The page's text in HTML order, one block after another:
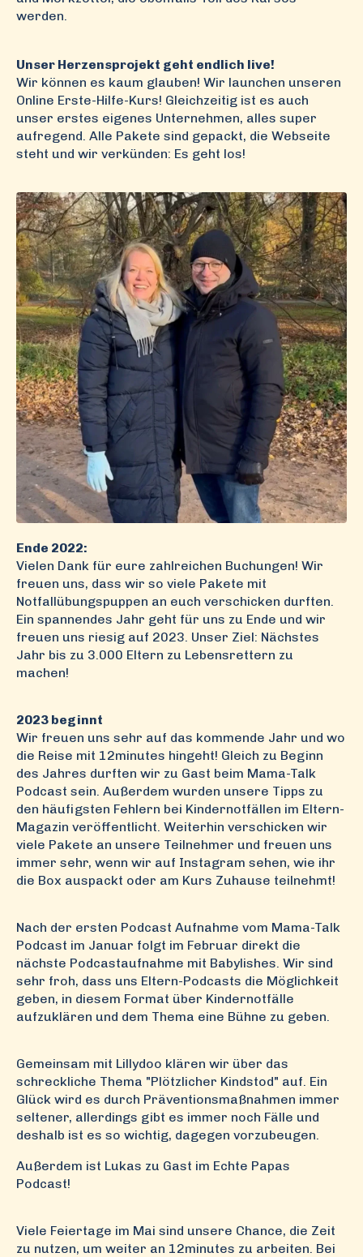
werden.
Unser Herzensprojekt geht endlich live!
Wir können es kaum glauben! Wir launchen unseren
Online Erste-Hilfe-Kurs! Gleichzeitig ist es auch
unser erstes eigenes Unternehmen, alles super
aufregend. Alle Pakete sind gepackt, die Webseite
steht und wir verkünden: Es geht los!
Ende 2022:
Vielen Dank für eure zahlreichen Buchungen! Wir
freuen uns, dass wir so viele Pakete mit
Notfallübungspuppen an euch verschicken durften.
Ein spannendes Jahr geht für uns zu Ende und wir
freuen uns riesig auf 2023. Unser Ziel: Nächstes
Jahr bis zu 3.000 Eltern zu Lebensrettern zu
machen!
2023 beginnt
Wir freuen uns sehr auf das kommende Jahr und wo
die Reise mit 12minutes hingeht! Gleich zu Beginn
des Jahres durften wir zu Gast beim Mama-Talk
Podcast sein. Außerdem wurden unsere Tipps zu
den häufigsten Fehlern bei Kindernotfällen im Eltern-
Magazin veröffentlicht. Weiterhin verschicken wir
viele Pakete an unsere Teilnehmer und freuen uns
immer sehr, wenn wir auf Instagram sehen, wie ihr
die Box auspackt oder am Kurs Zuhause teilnehmt!
Nach der ersten Podcast Aufnahme vom Mama-Talk
Podcast im Januar folgt im Februar direkt die
nächste Podcastaufnahme mit Babylishes. Wir sind
sehr froh, dass uns Eltern-Podcasts die Möglichkeit
geben, in diesem Format über Kindernotfälle
aufzuklären und dem Thema eine Bühne zu geben.
Gemeinsam mit Lillydoo klären wir über das
schreckliche Thema "Plötzlicher Kindstod" auf. Ein
Glück wird es durch Präventionsmaßnahmen immer
seltener, allerdings gibt es immer noch Fälle und
deshalb ist es so wichtig, dagegen vorzubeugen.
Außerdem ist Lukas zu Gast im Echte Papas
Podcast!
Viele Feiertage im Mai sind unsere Chance, die Zeit
zu nutzen, um weiter an 12minutes zu arbeiten. Bei